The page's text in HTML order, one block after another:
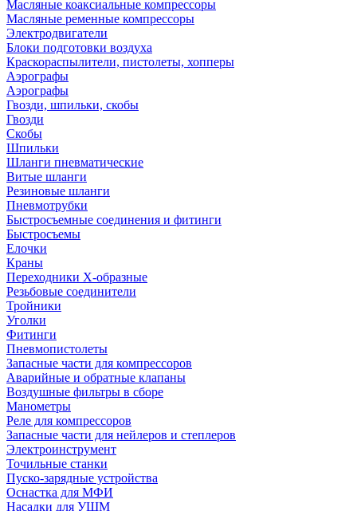
Масляные коаксиальные компрессоры
Масляные ременные компрессоры
Электродвигатели
Блоки подготовки воздуха
Краскораспылители, пистолеты, хопперы
Аэрографы
Аэрографы
Гвозди, шпильки, скобы
Гвозди
Скобы
Шпильки
Шланги пневматические
Витые шланги
Резиновые шланги
Пневмотрубки
Быстросъемные соединения и фитинги
Быстросъемы
Елочки
Краны
Переходники Х-образные
Резьбовые соединители
Тройники
Уголки
Фитинги
Пневмопистолеты
Запасные части для компрессоров
Аварийные и обратные клапаны
Воздушные фильтры в сборе
Манометры
Реле для компрессоров
Запасные части для нейлеров и степлеров
Электроинструмент
Точильные станки
Пуско-зарядные устройства
Оснастка для МФИ
Насадки для УШМ